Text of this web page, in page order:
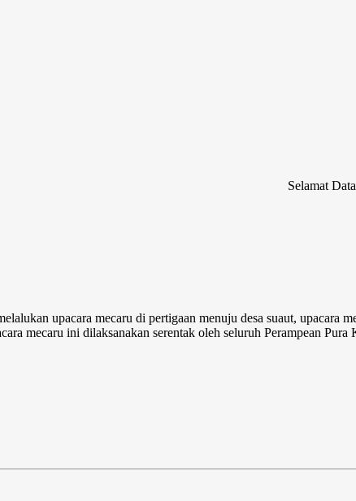
Selamat Datang di
upacara mecaru di pertigaan menuju desa suaut, upacara
mecaru ini dilaksanakan serentak oleh seluruh Perampean Pura